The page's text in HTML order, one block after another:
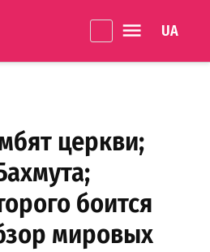
церкви;
боится
мировых